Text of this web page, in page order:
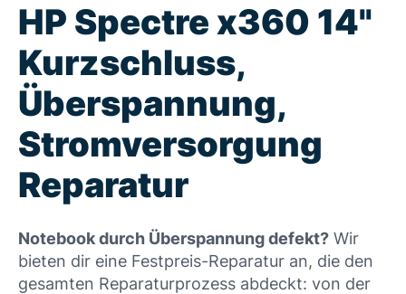
HP Spectre x360 14"
Kurzschluss,
Überspannung,
Stromversorgung
Reparatur
Notebook durch Überspannung defekt? Wir
bieten dir eine Festpreis-Reparatur an, die den
gesamten Reparaturprozess abdeckt: von der